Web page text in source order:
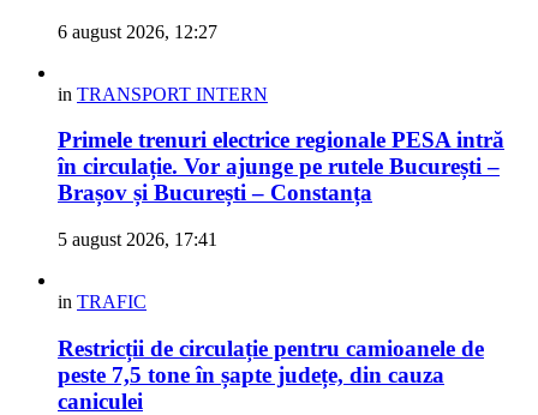
6 august 2026, 12:27
in TRANSPORT INTERN
Primele trenuri electrice regionale PESA intră
în circulație. Vor ajunge pe rutele București –
Brașov și București – Constanța
5 august 2026, 17:41
in TRAFIC
Restricții de circulație pentru camioanele de
peste 7,5 tone în șapte județe, din cauza
caniculei